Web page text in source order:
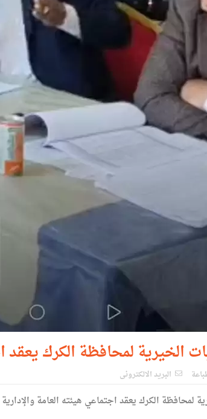
الخيرية لمحافظة الكرك يعقد
البريد الالكترونى
لمحافظة الكرك يعقد اجتماعي هيئته العامة